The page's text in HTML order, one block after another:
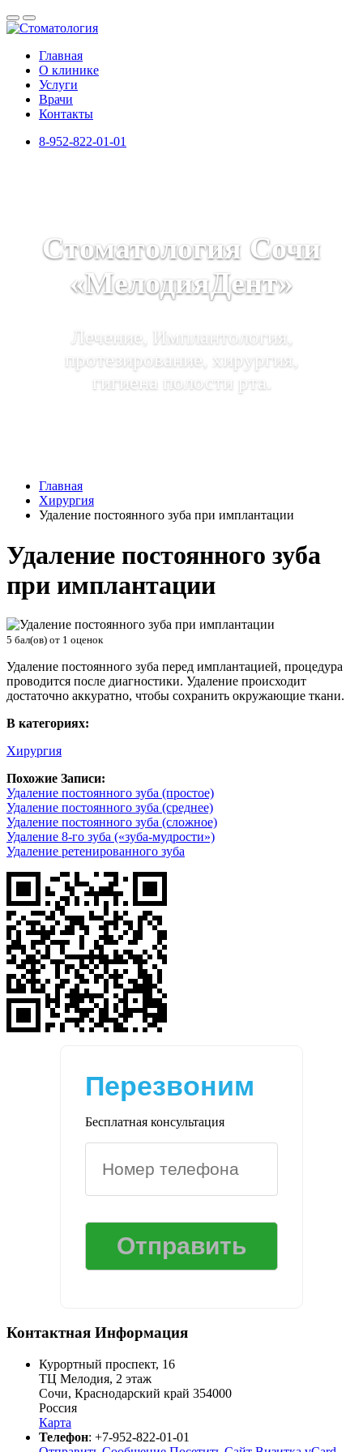
Главная
О клинике
Услуги
Врачи
Контакты
8-952-822-01-01
Стоматология Сочи
«МелодияДент»
Лечение, Имплантология,
протезирование, хирургия,
гигиена полости рта.
Главная
Хирургия
Удаление постоянного зуба при имплантации
Удаление постоянного зуба
при имплантации
5 бал(ов) от 1 оценок
Удаление постоянного зуба перед имплантацией, процедура
проводится после диагностики. Удаление происходит
достаточно аккуратно, чтобы сохранить окружающие ткани.
В категориях:
Хирургия
Похожие Записи:
Удаление постоянного зуба (простое)
Удаление постоянного зуба (среднее)
Удаление постоянного зуба (сложное)
Удаление 8-го зуба («зуба-мудрости»)
Удаление ретенированного зуба
Перезвоним
Бесплатная консультация
Контактная Информация
Курортный проспект, 16
ТЦ Мелодия, 2 этаж
Сочи, Краснодарский край 354000
Россия
Карта
Телефон: +7-952-822-01-01